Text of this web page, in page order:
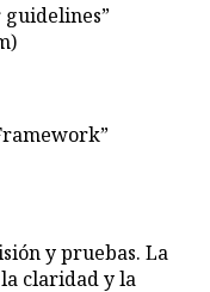
guidelines”
y pruebas. La
claridad y la